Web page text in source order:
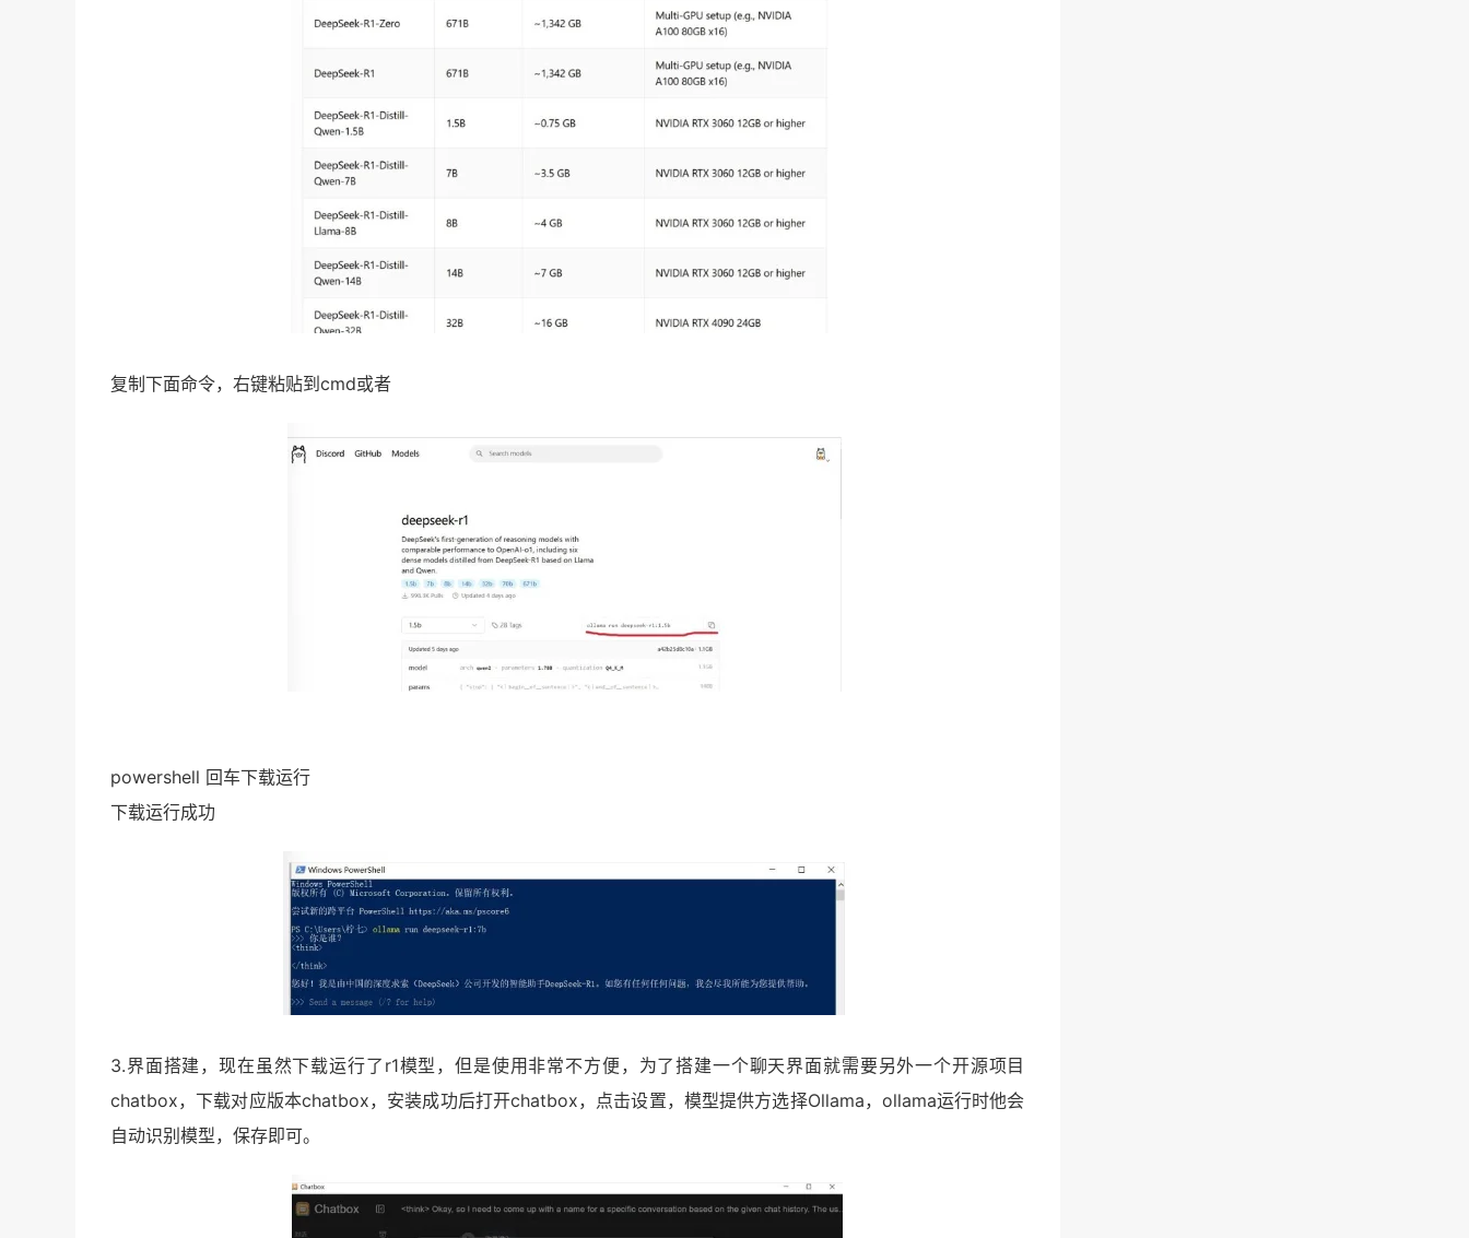
复制下面命令，右键粘贴到cmd或者
powershell 回车下载运行
下载运行成功
3.界面搭建，现在虽然下载运行了r1模型，但是使用非常不方便，为了搭建一个聊天界面就需要另外一个开源项目
chatbox，下载对应版本chatbox，安装成功后打开chatbox，点击设置，模型提供方选择Ollama，ollama运行时他会
自动识别模型，保存即可。